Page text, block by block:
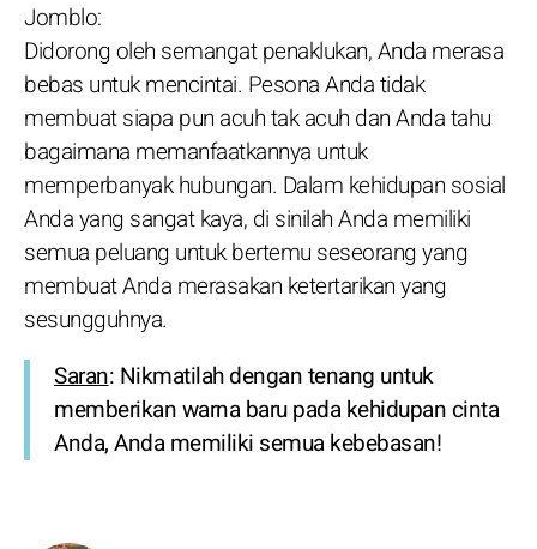
Jomblo:
Didorong oleh semangat penaklukan, Anda merasa
bebas untuk mencintai. Pesona Anda tidak
membuat siapa pun acuh tak acuh dan Anda tahu
bagaimana memanfaatkannya untuk
memperbanyak hubungan. Dalam kehidupan sosial
Anda yang sangat kaya, di sinilah Anda memiliki
semua peluang untuk bertemu seseorang yang
membuat Anda merasakan ketertarikan yang
sesungguhnya.
Saran: Nikmatilah dengan tenang untuk
memberikan warna baru pada kehidupan cinta
Anda, Anda memiliki semua kebebasan!